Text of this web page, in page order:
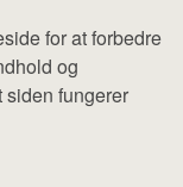
for at forbedre
og
siden fungerer